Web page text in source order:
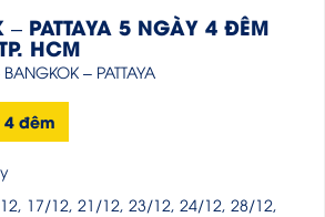
– PATTAYA 5 NGÀY 4 ĐÊM
HCM
– PATTAYA
đêm
17/12, 21/12, 23/12, 24/12, 28/12,